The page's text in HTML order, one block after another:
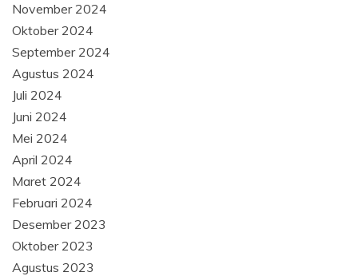
November 2024
Oktober 2024
September 2024
Agustus 2024
Juli 2024
Juni 2024
Mei 2024
April 2024
Maret 2024
Februari 2024
Desember 2023
Oktober 2023
Agustus 2023